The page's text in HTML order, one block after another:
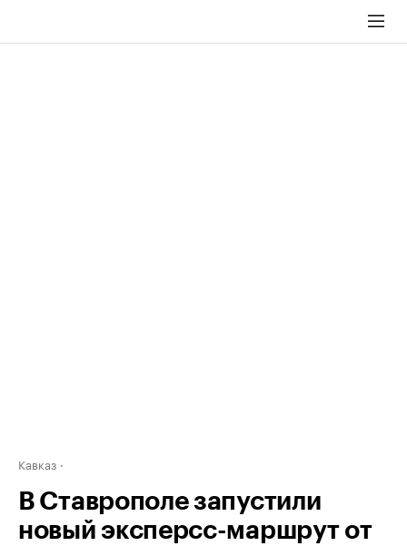
Кавказ
В Ставрополе запустили
новый эксперсс-маршрут от